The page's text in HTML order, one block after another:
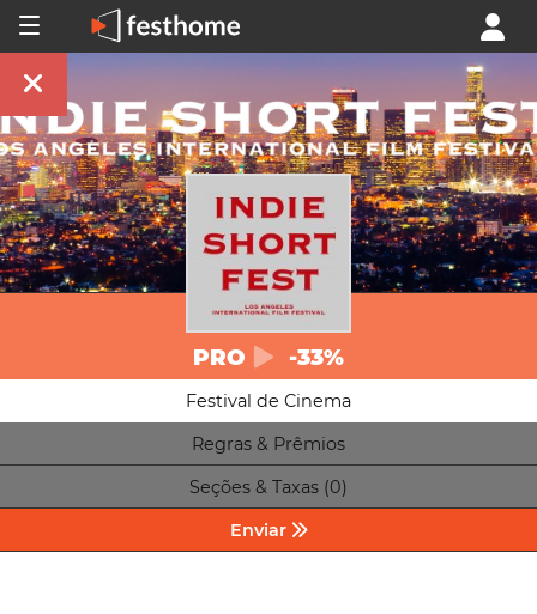
PRO -33%
Festival de Cinema
Regras & Prêmios
Seções & Taxas (0)
Enviar